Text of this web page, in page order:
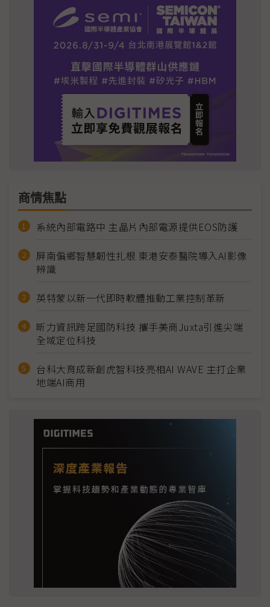
商情焦點
系統內部電路中 主晶片內部電源提供EOS防護
屏南偏鄉智慧韌性扎根 東港安泰醫院導入AI影像
辨識
英特蒙以新一代即時軟體推動工業控制革新
昕力資訊跨足國防科技 攜手美商Juxta引進尖端
全域定位科技
台科大育成新創虎智科技亮相AI WAVE 主打企業
地端AI商用